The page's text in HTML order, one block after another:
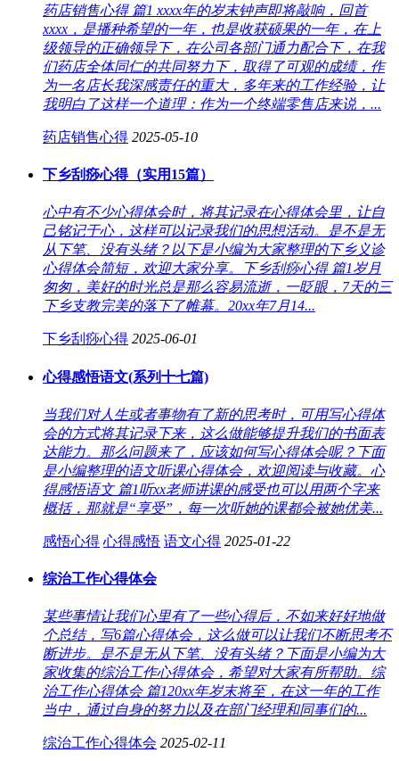
药店销售心得 篇1 xxxx年的岁末钟声即将敲响，回首
xxxx，是播种希望的一年，也是收获硕果的一年，在上
级领导的正确领导下，在公司各部门通力配合下，在我
们药店全体同仁的共同努力下，取得了可观的成绩，作
为一名店长我深感责任的重大，多年来的工作经验，让
我明白了这样一个道理：作为一个终端零售店来说，...
药店销售心得 2025-05-10
下乡刮痧心得（实用15篇）
心中有不少心得体会时，将其记录在心得体会里，让自
己铭记于心，这样可以记录我们的思想活动。是不是无
从下笔、没有头绪？以下是小编为大家整理的下乡义诊
心得体会简短，欢迎大家分享。下乡刮痧心得 篇1岁月
匆匆，美好的时光总是那么容易流逝，一眨眼，7天的三
下乡支教完美的落下了帷幕。20xx年7月14...
下乡刮痧心得 2025-06-01
心得感悟语文(系列十七篇)
当我们对人生或者事物有了新的思考时，可用写心得体
会的方式将其记录下来，这么做能够提升我们的书面表
达能力。那么问题来了，应该如何写心得体会呢？下面
是小编整理的语文听课心得体会，欢迎阅读与收藏。心
得感悟语文 篇1听xx老师讲课的感受也可以用两个字来
概括，那就是“享受”，每一次听她的课都会被她优美...
感悟心得 心得感悟 语文心得 2025-01-22
综治工作心得体会
某些事情让我们心里有了一些心得后，不如来好好地做
个总结，写6篇心得体会，这么做可以让我们不断思考不
断进步。是不是无从下笔、没有头绪？下面是小编为大
家收集的综治工作心得体会，希望对大家有所帮助。综
治工作心得体会 篇120xx年岁末将至，在这一年的工作
当中，通过自身的努力以及在部门经理和同事们的...
综治工作心得体会 2025-02-11